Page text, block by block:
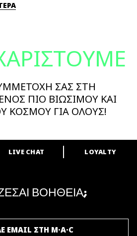
ΣΑΣ ΣΤΗ
ΠΙΟ ΒΙΩΣΙΜΟΥ ΚΑΙ
ΚΟΣΜΟΥ ΓΙΑ ΟΛΟΥΣ!
LOVER?
LIVE CHAT LOYALTY
ΒΟΗΘΕΙΑ;
EMAIL ΣΤΗ M·A·C